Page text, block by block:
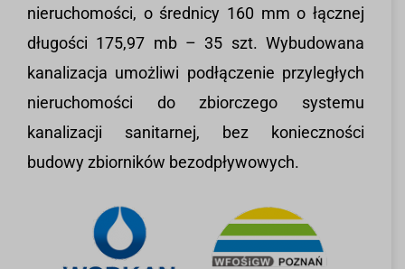
nieruchomości, o średnicy 160 mm o łącznej
długości 175,97 mb – 35 szt. Wybudowana
kanalizacja umożliwi podłączenie przyległych
nieruchomości do zbiorczego systemu
kanalizacji sanitarnej, bez konieczności
budowy zbiorników bezodpływowych.